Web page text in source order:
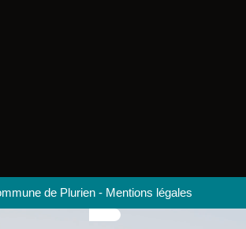
de Plurien - Mentions légales